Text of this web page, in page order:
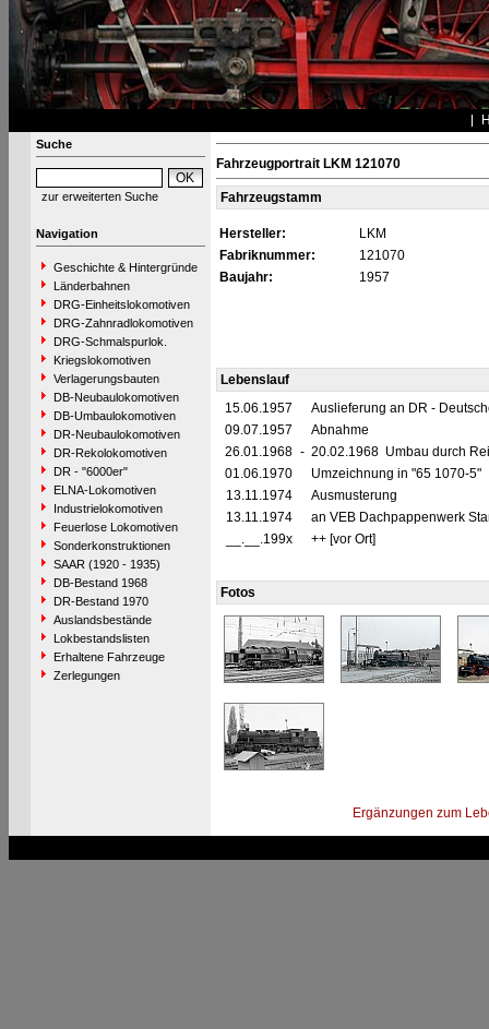
Suche
zur erweiterten Suche
Navigation
Geschichte & Hintergründe
Länderbahnen
DRG-Einheitslokomotiven
DRG-Zahnradlokomotiven
DRG-Schmalspurlok.
Kriegslokomotiven
Verlagerungsbauten
DB-Neubaulokomotiven
DB-Umbaulokomotiven
DR-Neubaulokomotiven
DR-Rekolokomotiven
DR - "6000er"
ELNA-Lokomotiven
Industrielokomotiven
Feuerlose Lokomotiven
Sonderkonstruktionen
SAAR (1920 - 1935)
DB-Bestand 1968
DR-Bestand 1970
Auslandsbestände
Lokbestandslisten
Erhaltene Fahrzeuge
Zerlegungen
Fahrzeugportrait LKM 121070
Fahrzeugstamm
Hersteller:
LKM
Fabriknummer:
121070
Baujahr:
1957
Lebenslauf
15.06.1957
Auslieferung an DR -
09.07.1957
Abnahme
26.01.1968 - 20.02.1968 Umbau durch
01.06.1970
Umzeichnung in "65 1070-5"
13.11.1974
Ausmusterung
13.11.1974
an VEB Dachpappenwerk
__.__.199x
++ [vor Ort]
Fotos
Ergänzungen zum